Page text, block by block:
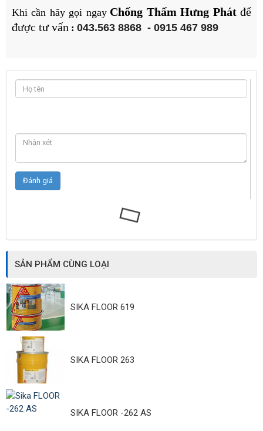
Khi cần hãy gọi ngay Chống Thấm Hưng Phátđể
được tư vấn : 043.563 8868 - 0915 467 989
SẢN PHẨM CÙNG LOẠI
SIKA FLOOR 619
SIKA FLOOR 263
SIKA FLOOR -262 AS